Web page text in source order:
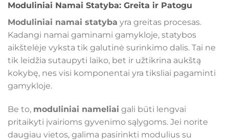
Moduliniai Namai Statyba: Greita ir Patogu
Moduliniai namai statyba yra greitas procesas.
Kadangi namai gaminami gamykloje, statybos
aikštelėje vyksta tik galutinė surinkimo dalis. Tai ne
tik leidžia sutaupyti laiko, bet ir užtikrina aukštą
kokybę, nes visi komponentai yra tiksliai pagaminti
gamykloje.
Be to, moduliniai nameliai gali būti lengvai
pritaikyti įvairioms gyvenimo sąlygoms. Jei norite
daugiau vietos, galima pasirinkti modulius su